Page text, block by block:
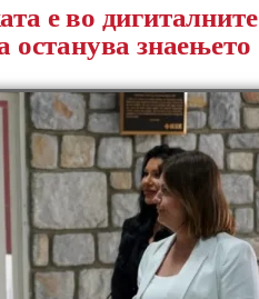
e во дигиталните
останува знаењето